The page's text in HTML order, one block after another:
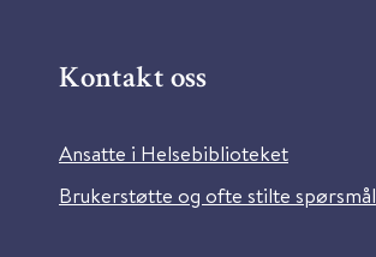
Kontakt oss
Ansatte i Helsebiblioteket
Brukerstøtte og ofte stilte spørsmål